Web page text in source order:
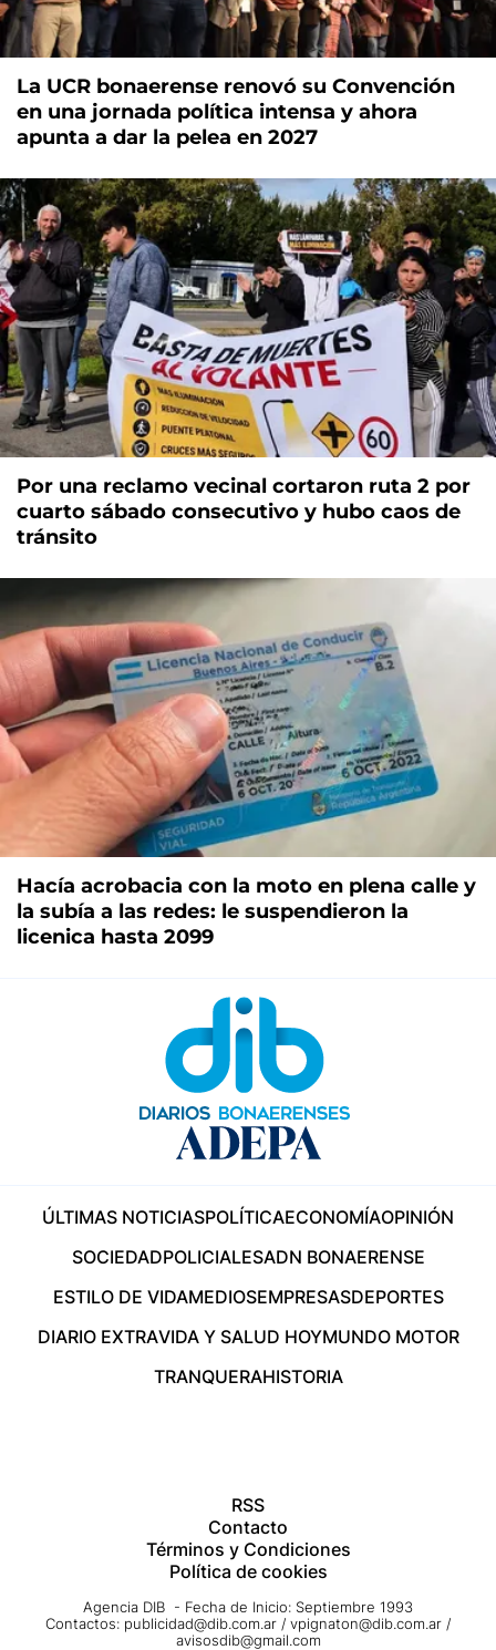
La UCR bonaerense renovó su Convención
en una jornada política intensa y ahora
apunta a dar la pelea en 2027
Por una reclamo vecinal cortaron ruta 2 por
cuarto sábado consecutivo y hubo caos de
tránsito
Hacía acrobacia con la moto en plena calle y
la subía a las redes: le suspendieron la
licenica hasta 2099
ÚLTIMAS NOTICIASPOLÍTICAECONOMÍAOPINIÓN
SOCIEDADPOLICIALESADN BONAERENSE
ESTILO DE VIDAMEDIOSEMPRESASDEPORTES
DIARIO EXTRAVIDA Y SALUD HOYMUNDO MOTOR
TRANQUERAHISTORIA
RSS
Contacto
Términos y Condiciones
Política de cookies
Agencia DIB - Fecha de Inicio: Septiembre 1993
Contactos: publicidad@dib.com.ar / vpignaton@dib.com.ar /
avisosdib@gmail.com